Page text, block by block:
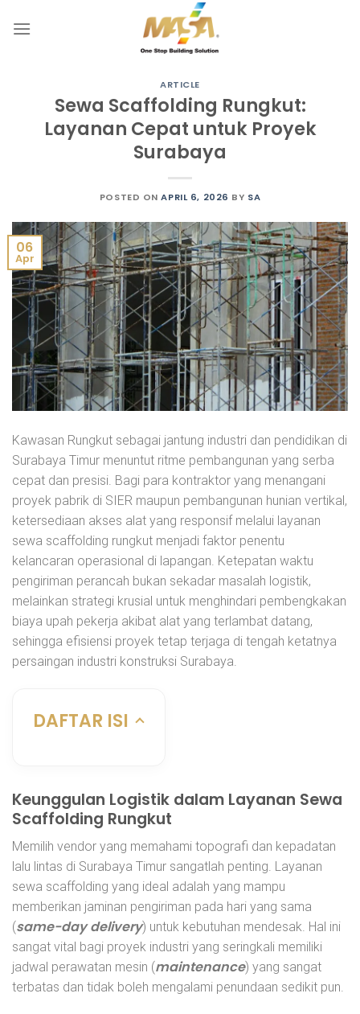
ARTICLE
Sewa Scaffolding Rungkut:
Layanan Cepat untuk Proyek
Surabaya
POSTED ONAPRIL 6, 2026 BY SA
06
Apr
Kawasan Rungkut sebagai jantung industri dan pendidikan di
Surabaya Timur menuntut ritme pembangunan yang serba
cepat dan presisi. Bagi para kontraktor yang menangani
proyek pabrik di SIER maupun pembangunan hunian vertikal,
ketersediaan akses alat yang responsif melalui layanan
sewa scaffolding rungkut menjadi faktor penentu
kelancaran operasional di lapangan. Ketepatan waktu
pengiriman perancah bukan sekadar masalah logistik,
melainkan strategi krusial untuk menghindari pembengkakan
biaya upah pekerja akibat alat yang terlambat datang,
sehingga efisiensi proyek tetap terjaga di tengah ketatnya
persaingan industri konstruksi Surabaya.
DAFTAR ISI
Keunggulan Logistik dalam Layanan Sewa
Scaffolding Rungkut
Memilih vendor yang memahami topografi dan kepadatan
lalu lintas di Surabaya Timur sangatlah penting. Layanan
sewa scaffolding yang ideal adalah yang mampu
memberikan jaminan pengiriman pada hari yang sama
(same-day delivery) untuk kebutuhan mendesak. Hal ini
sangat vital bagi proyek industri yang seringkali memiliki
jadwal perawatan mesin (maintenance) yang sangat
terbatas dan tidak boleh mengalami penundaan sedikit pun.